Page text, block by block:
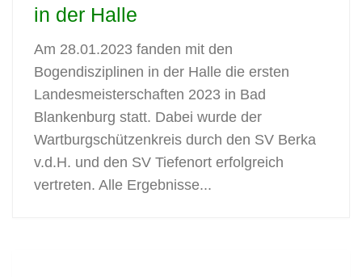
in der Halle
Am 28.01.2023 fanden mit den
Bogendisziplinen in der Halle die ersten
Landesmeisterschaften 2023 in Bad
Blankenburg statt. Dabei wurde der
Wartburgschützenkreis durch den SV Berka
v.d.H. und den SV Tiefenort erfolgreich
vertreten. Alle Ergebnisse...